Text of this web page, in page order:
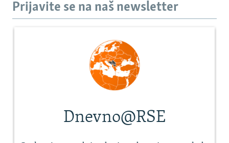
Prijavite se na naš newsletter